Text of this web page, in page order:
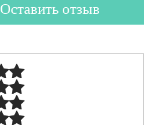
Оставить отзыв